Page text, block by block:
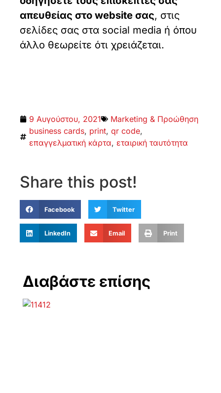
απευθείας στο website σας, στις
σελίδες σας στα social media ή όπου
άλλο θεωρείτε ότι χρειάζεται.
9 Αυγούστου, 2021
Marketing & Προώθηση
business cards, print,qr code,
επαγγελματική κάρτα,εταιρική ταυτότητα
Share this post!
Facebook Twitter
LinkedIn Email Print
Διαβάστε επίσης